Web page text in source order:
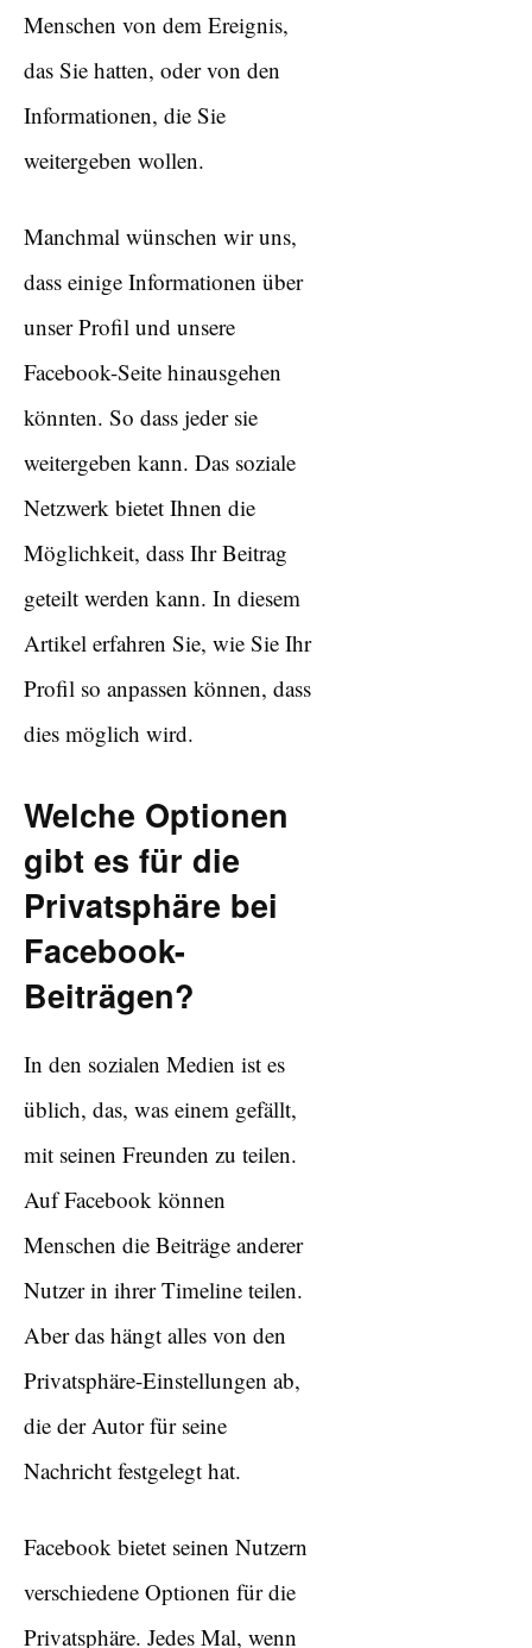
Menschen von dem Ereignis,
das Sie hatten, oder von den
Informationen, die Sie
weitergeben wollen.
Manchmal wünschen wir uns,
dass einige Informationen über
unser Profil und unsere
Facebook-Seite hinausgehen
könnten. So dass jeder sie
weitergeben kann. Das soziale
Netzwerk bietet Ihnen die
Möglichkeit, dass Ihr Beitrag
geteilt werden kann. In diesem
Artikel erfahren Sie, wie Sie Ihr
Profil so anpassen können, dass
dies möglich wird.
Welche Optionen
gibt es für die
Privatsphäre bei
Facebook-
Beiträgen?
In den sozialen Medien ist es
üblich, das, was einem gefällt,
mit seinen Freunden zu teilen.
Auf Facebook können
Menschen die Beiträge anderer
Nutzer in ihrer Timeline teilen.
Aber das hängt alles von den
Privatsphäre-Einstellungen ab,
die der Autor für seine
Nachricht festgelegt hat.
Facebook bietet seinen Nutzern
verschiedene Optionen für die
Privatsphäre. Jedes Mal, wenn